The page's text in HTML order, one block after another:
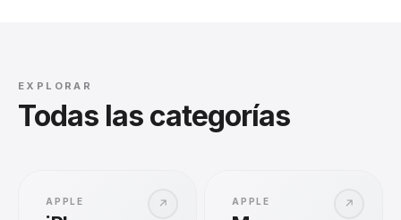
EXPLORAR
Todas las categorías
↗
APPLE ↗
APPLE